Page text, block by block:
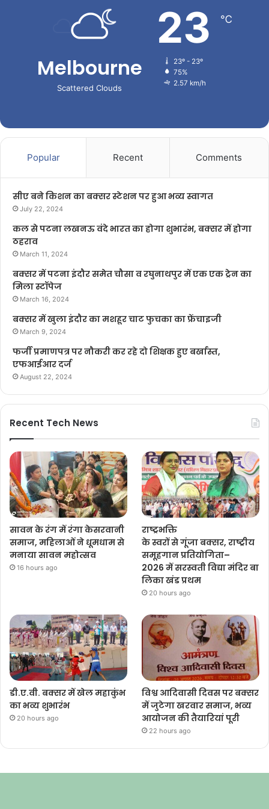
Melbourne
Scattered Clouds
23 ℃
23º - 23º
75%
2.57 km/h
Popular Recent Comments
सीए बने किशन का बक्सर स्टेशन पर हुआ भव्य स्वागत
July 22, 2024
कल से पटना लखनऊ वंदे भारत का होगा शुभारंभ, बक्सर में होगा
ठहराव
March 11, 2024
बक्सर में पटना इंदौर समेत चौसा व रघुनाथपुर में एक एक ट्रेन का
मिला स्टॉपेज
March 16, 2024
बक्सर में खुला इंदौर का मशहूर चाट फुचका का फ्रेंचाइजी
March 9, 2024
फर्जी प्रमाणपत्र पर नौकरी कर रहे दो शिक्षक हुए बर्खास्त,
एफआईआर दर्ज
August 22, 2024
Recent Tech News
सावन के रंग में रंगा केसरवानी
समाज, महिलाओं ने धूमधाम से
मनाया सावन महोत्सव
16 hours ago
राष्ट्रभक्ति
के स्वरों से गूंजा बक्सर, राष्ट्रीय
समूहगान प्रतियोगिता–
2026 में सरस्वती विद्या मंदिर बा
लिका खंड प्रथम
20 hours ago
डी.ए.वी. बक्सर में खेल महाकुंभ
का भव्य शुभारंभ
20 hours ago
विश्व आदिवासी दिवस पर बक्सर
में जुटेगा खरवार समाज, भव्य
आयोजन की तैयारियां पूरी
22 hours ago